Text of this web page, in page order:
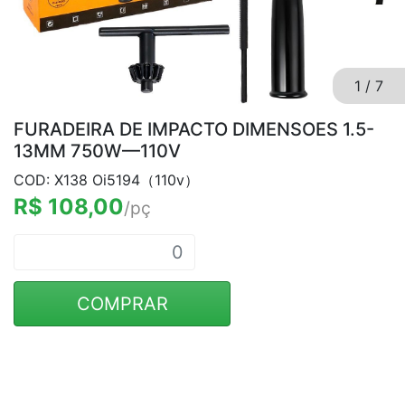
1 / 7
FURADEIRA DE IMPACTO DIMENSOES 1.5-
13MM 750W—110V
COD: X138 Oi5194（110v）
R$ 108,00/pç
COMPRAR